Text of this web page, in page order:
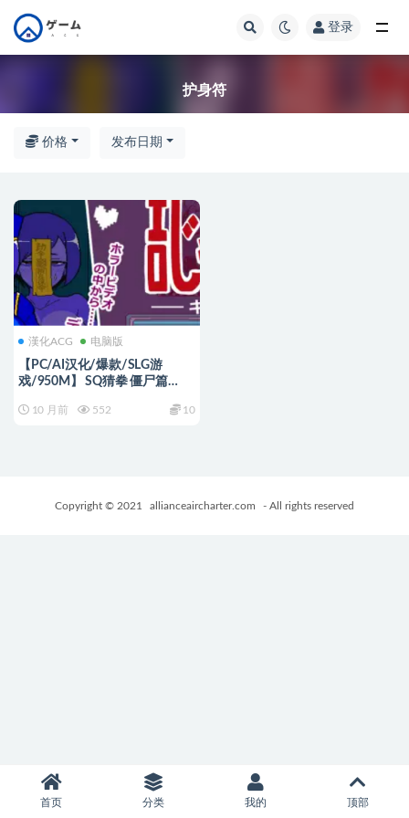
登录
护身符
价格 发布日期
漢化ACG 电脑版
【PC/AI汉化/爆款/SLG游
戏/950M】 SQ猜拳 僵尸篇
編） AI汉化版+作弊指令+爆款
10 月前 552 10
Copyright © 2021 allianceaircharter.com - All rights reserved
首页 分类 我的 顶部